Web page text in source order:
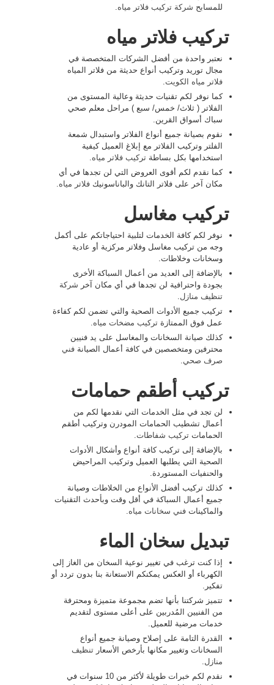
للمسابح شركة تركيب فلاتر مياه.
تركيب فلاتر مياه
نعتبر واحدة من أفضل الشركات المتخصصة في
مجال توريد وتركيب أنواع حديثة من فلاتر المياه
فلاتر مياه الكويت.
كما نوفر لكم تقنيات حديثة وعالية المستوى من
الفلاتر ( ثلاث/ خمس/ سبع ) مراحل معلم صحي
سباك أسواق القرين.
نقوم بصيانة جميع أنواع الفلاتر واستبدال شمعة
الفلتر وتركيب الفلاتر مع إبلاغ العميل كيفية
استخدامها بكل بساطة تركيب فلاتر مياه.
كما نقدم لكم أقوى العروض التي لن تجدها في أي
مكان آخر على فلاتر التانك والباناسونيك فلاتر مياه.
تركيب مغاسل
نوفر لكم كافة الخدمات لتلبية احتياجاتكم على أكمل
وجه من تركيب مغاسل وفلاتر مركزية أو عادية
وسخانات وخلاطات.
بالإضافة إلى العديد من أعمال السباكة الأخرى
بجودة واحترافية لن تجدها في أي مكان آخر شركة
تنظيف منازل.
تركيب جميع الأدوات الصحية والتي تضمن لكم كفاءة
عمل فوق الممتازة تركيب مضخات مياه.
كذلك صيانة السخانات والمغاسل على يد فنيين
محترفين ومتخصصين في كافة أعمال الصيانة فني
صرف صحي.
تركيب أطقم حمامات
لن تجد في مثل الخدمات التي نقدمها لكم من
أعمال تشطيب الحمامات المودرن وتركيب أطقم
الحمامات تركيب شفاطات.
بالإضافة إلى تركيب كافة أنواع وأشكال الأدوات
الصحية التي يطلبها العميل وتركيب المراحيض
والحنفيات المستوردة.
كذلك تركيب أفضل الأنواع من الخلاطات وصيانة
جميع أعمال السباكة في أقل وقت وبأحدث التقنيات
والماكينات فني سخانات مياه.
تبديل سخان الماء
إذا كنت ترغب في تغيير نوعية السخان من الغاز إلى
الكهرباء أو العكس يمكنكم الاستعانة بنا بدون تردد أو
تفكير.
تتميز شركتنا بأنها تضم مجموعة متميزة ومحترفة
من الفنيين المُدربين على أعلى مستوى لتقديم
خدمات مرضية للعميل.
القدرة التامة على إصلاح وصيانة جميع أنواع
السخانات وتغيير مكانها بأرخص الأسعار تنظيف
منازل.
نقدم لكم خبرات طويلة لأكثر من 10 سنوات في